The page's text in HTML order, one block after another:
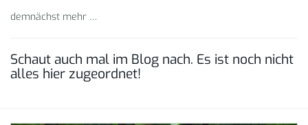
demnächst mehr …
Schaut auch mal im Blog nach. Es ist noch nicht
alles hier zugeordnet!